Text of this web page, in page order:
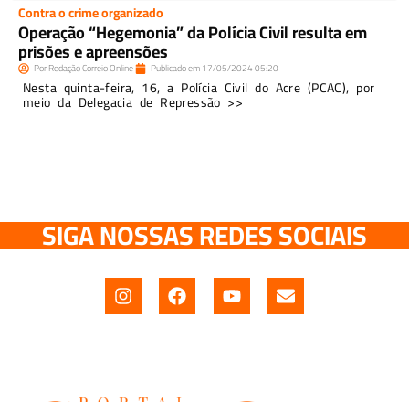
Contra o crime organizado
Operação “Hegemonia” da Polícia Civil resulta em
prisões e apreensões
PorRedação Correio Online Publicado em17/05/202405:20
Nesta quinta-feira, 16, a Polícia Civil do Acre (PCAC), por
meio da Delegacia de Repressão >>
SIGA NOSSAS REDES SOCIAIS